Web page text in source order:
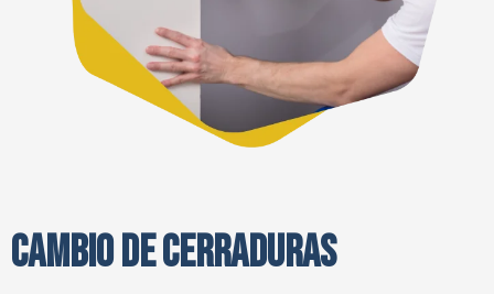
CAMBIO DE CERRADURAS